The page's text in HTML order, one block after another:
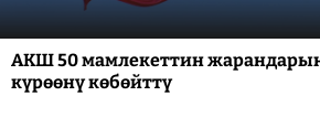
АКШ 50 мамлекеттин
күрөөнү көбөйттү